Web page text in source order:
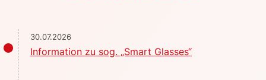
30.07.2026
Information zu sog. „Smart Glasses“